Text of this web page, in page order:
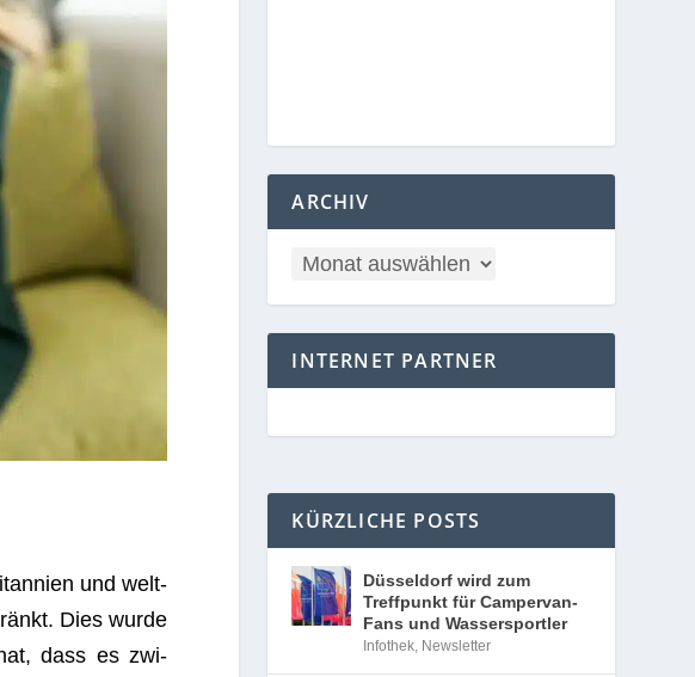
und welt­
Dies wurde
dass es zwi­
ARCHIV
INTERNET PARTNER
KÜRZLICHE POSTS
Düsseldorf wird zum
Treffpunkt für Campervan-
Fans und Wassersportler
Infothek, Newsletter